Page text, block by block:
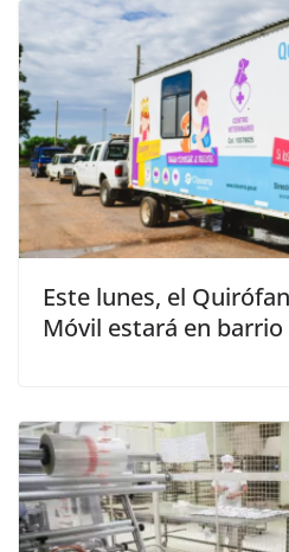
Este lunes, el
Móvil estará en barrio